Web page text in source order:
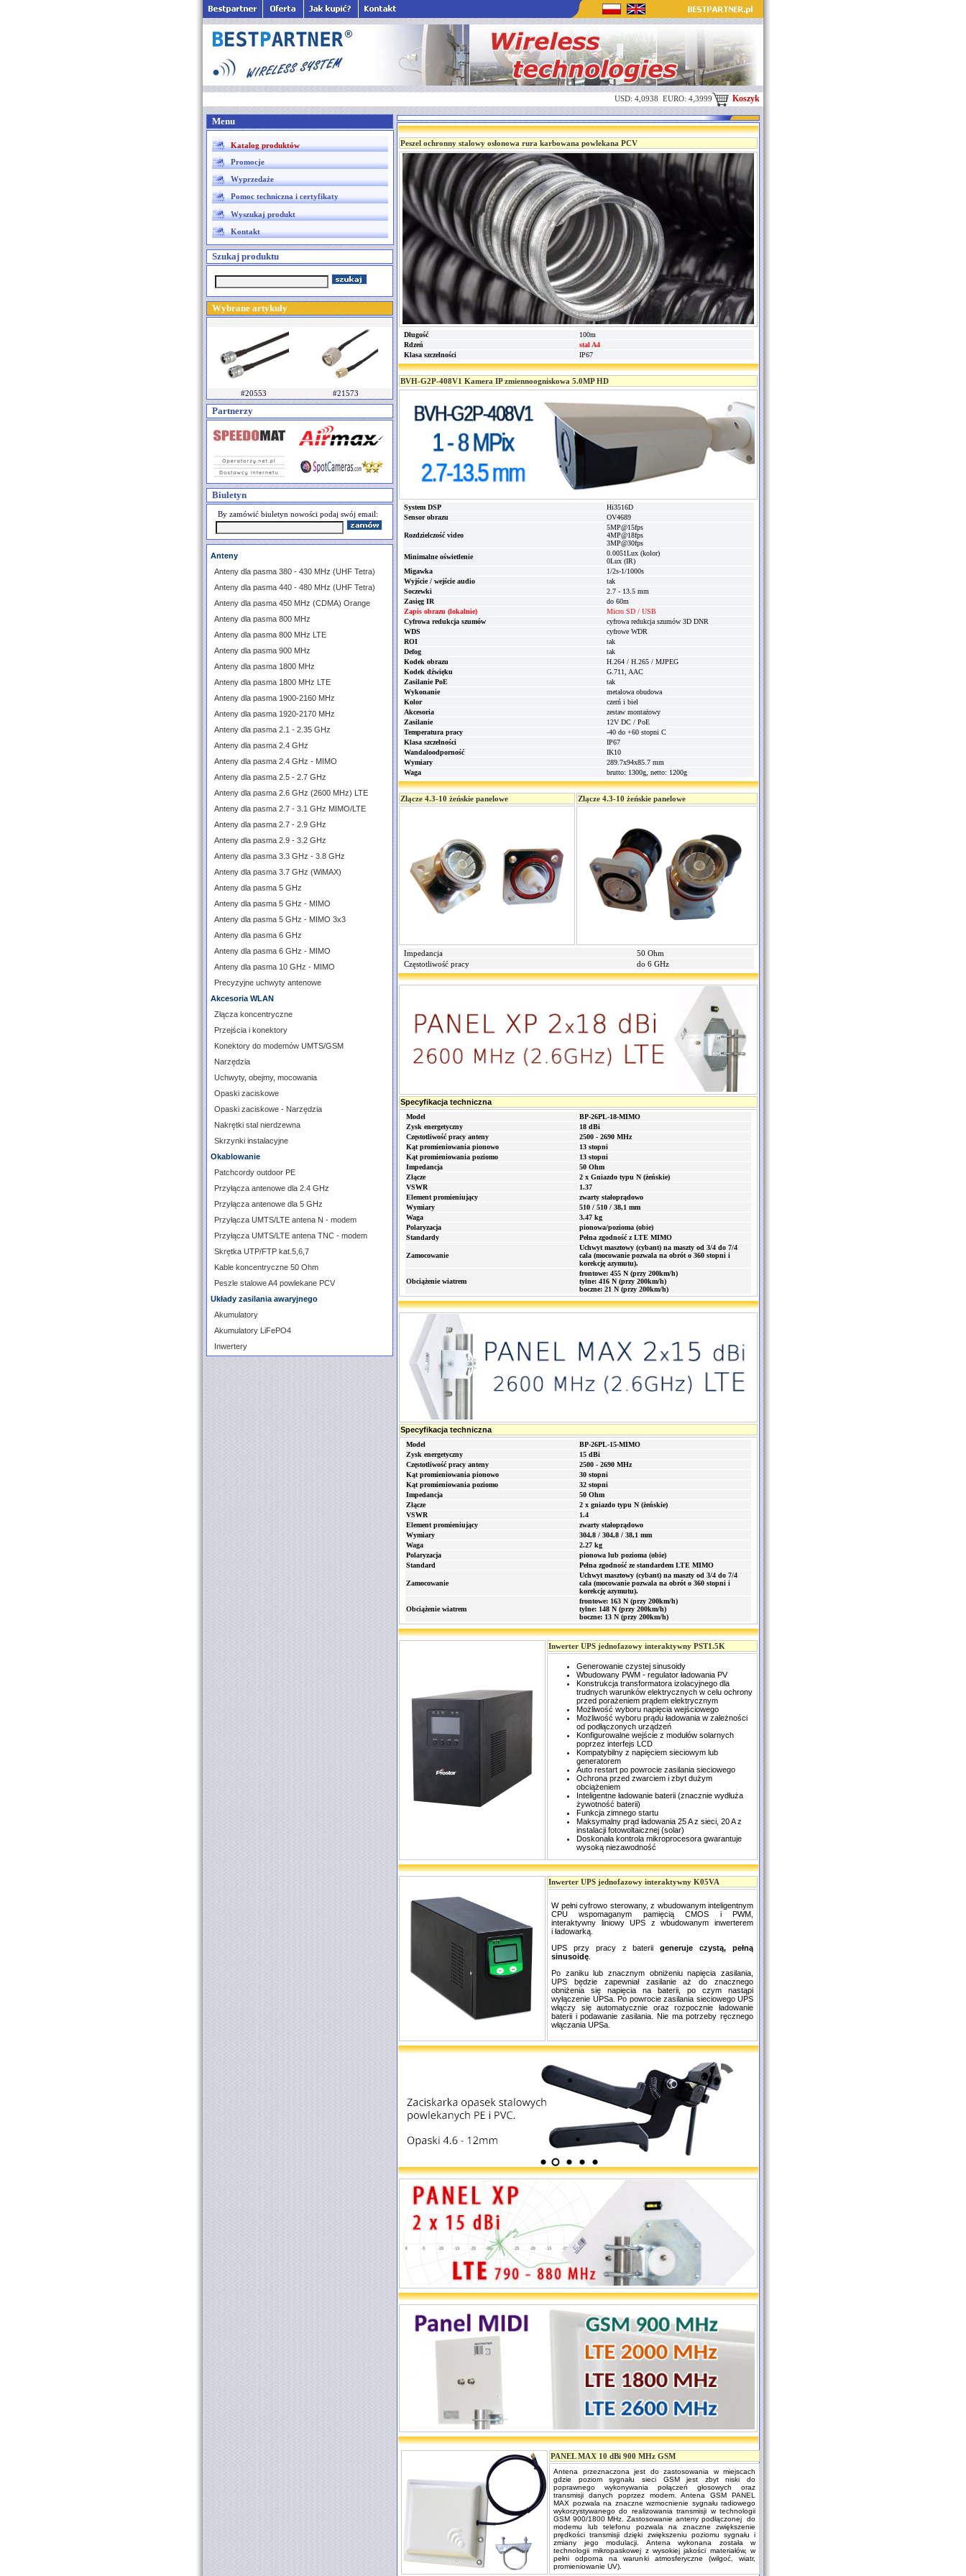
USD: 4,0938 EURO: 4,3999 Koszyk
Menu
Katalog produktów
Promocje
Wyprzedaże
Pomoc techniczna i certyfikaty
Wyszukaj produkt
Kontakt
Szukaj produktu
Wybrane artykuły
#20553 #21573
Partnerzy
Biuletyn
By zamówić biuletyn nowości podaj swój email:
Anteny
Anteny dla pasma 380 - 430 MHz (UHF Tetra)
Anteny dla pasma 440 - 480 MHz (UHF Tetra)
Anteny dla pasma 450 MHz (CDMA) Orange
Anteny dla pasma 800 MHz
Anteny dla pasma 800 MHz LTE
Anteny dla pasma 900 MHz
Anteny dla pasma 1800 MHz
Anteny dla pasma 1800 MHz LTE
Anteny dla pasma 1900-2160 MHz
Anteny dla pasma 1920-2170 MHz
Anteny dla pasma 2.1 - 2.35 GHz
Anteny dla pasma 2.4 GHz
Anteny dla pasma 2.4 GHz - MIMO
Anteny dla pasma 2.5 - 2.7 GHz
Anteny dla pasma 2.6 GHz (2600 MHz) LTE
Anteny dla pasma 2.7 - 3.1 GHz MIMO/LTE
Anteny dla pasma 2.7 - 2.9 GHz
Anteny dla pasma 2.9 - 3.2 GHz
Anteny dla pasma 3.3 GHz - 3.8 GHz
Anteny dla pasma 3.7 GHz (WiMAX)
Anteny dla pasma 5 GHz
Anteny dla pasma 5 GHz - MIMO
Anteny dla pasma 5 GHz - MIMO 3x3
Anteny dla pasma 6 GHz
Anteny dla pasma 6 GHz - MIMO
Anteny dla pasma 10 GHz - MIMO
Precyzyjne uchwyty antenowe
Akcesoria WLAN
Złącza koncentryczne
Przejścia i konektory
Konektory do modemów UMTS/GSM
Narzędzia
Uchwyty, obejmy, mocowania
Opaski zaciskowe
Opaski zaciskowe - Narzędzia
Nakrętki stal nierdzewna
Skrzynki instalacyjne
Okablowanie
Patchcordy outdoor PE
Przyłącza antenowe dla 2.4 GHz
Przyłącza antenowe dla 5 GHz
Przyłącza UMTS/LTE antena N - modem
Przyłącza UMTS/LTE antena TNC - modem
Skrętka UTP/FTP kat.5,6,7
Kable koncentryczne 50 Ohm
Peszle stalowe A4 powlekane PCV
Układy zasilania awaryjnego
Akumulatory
Akumulatory LiFePO4
Inwertery
Peszel ochronny stalowy osłonowa rura karbowana powlekana PCV
Długość
100m
Rdzeń
stal A4
Klasa szczelności
IP67
BVH-G2P-408V1 Kamera IP zmiennoogniskowa 5.0MP HD
System DSP
Hi3516D
Sensor obrazu
OV4689
Rozdzielczość video
5MP@15fps
4MP@18fps
3MP@30fps
Minimalne oświetlenie
0.0051Lux (kolor)
0Lux (IR)
Migawka
1/2s-1/1000s
Wyjście / wejście audio
tak
Soczewki
2.7 - 13.5 mm
Zasięg IR
do 60m
Zapis obrazu (lokalnie)
Micro SD / USB
Cyfrowa redukcja szumów
cyfrowa redukcja szumów 3D DNR
WDS
cyfrowe WDR
ROI
tak
Defog
tak
Kodek obrazu
H.264 / H.265 / MJPEG
Kodek dźwięku
G.711, AAC
Zasilanie PoE
tak
Wykonanie
metalowa obudowa
Kolor
czerń i biel
Akcesoria
zestaw montażowy
Zasilanie
12V DC / PoE
Temperatura pracy
-40 do +60 stopni C
Klasa szczelności
IP67
Wandaloodporność
IK10
Wymiary
289.7x94x85.7 mm
Waga
brutto: 1300g, netto: 1200g
Złącze 4.3-10 żeńskie panelowe Złącze 4.3-10 żeńskie panelowe
Impedancja
50 Ohm
Częstotliwość pracy
do 6 GHz
Specyfikacja techniczna
Model
BP-26PL-18-MIMO
Zysk energetyczny
18 dBi
Częstotliwość pracy anteny
2500 - 2690 MHz
Kąt promieniowania pionowo
13 stopni
Kąt promieniowania poziomo
13 stopni
Impedancja
50 Ohm
Złącze
2 x Gniazdo typu N (żeńskie)
VSWR
1.37
Element promieniujący
zwarty stałoprądowo
Wymiary
510 / 510 / 38,1 mm
Waga
3.47 kg
Polaryzacja
pionowa/pozioma (obie)
Standardy
Pełna zgodność z LTE MIMO
Zamocowanie
Uchwyt masztowy (cybant) na maszty od 3/4 do 7/4
cala (mocowanie pozwala na obrót o 360 stopni i
korekcję azymutu).
Obciążenie wiatrem
frontowe: 455 N (przy 200km/h)
tylne: 416 N (przy 200km/h)
boczne: 21 N (przy 200km/h)
Specyfikacja techniczna
Model
BP-26PL-15-MIMO
Zysk energetyczny
15 dBi
Częstotliwość pracy anteny
2500 - 2690 MHz
Kąt promieniowania pionowo
30 stopni
Kąt promieniowania poziomo
32 stopni
Impedancja
50 Ohm
Złącze
2 x gniazdo typu N (żeńskie)
VSWR
1.4
Element promieniujący
zwarty stałoprądowo
Wymiary
304,8 / 304,8 / 38,1 mm
Waga
2.27 kg
Polaryzacja
pionowa lub pozioma (obie)
Standard
Pełna zgodność ze standardem LTE MIMO
Zamocowanie
Uchwyt masztowy (cybant) na maszty od 3/4 do 7/4
cala (mocowanie pozwala na obrót o 360 stopni i
korekcję azymutu).
Obciążenie wiatrem
frontowe: 163 N (przy 200km/h)
tylne: 148 N (przy 200km/h)
boczne: 13 N (przy 200km/h)
Inwerter UPS jednofazowy interaktywny PST1.5K
Generowanie czystej sinusoidy
Wbudowany PWM - regulator ładowania PV
Konstrukcja transformatora izolacyjnego dla
trudnych warunków elektrycznych w celu ochrony
przed porażeniem prądem elektrycznym
Możliwość wyboru napięcia wejściowego
Możliwość wyboru prądu ładowania w zależności
od podłączonych urządzeń
Konfigurowalne wejście z modułów solarnych
poprzez interfejs LCD
Kompatybilny z napięciem sieciowym lub
generatorem
Auto restart po powrocie zasilania sieciowego
Ochrona przed zwarciem i zbyt dużym
obciążeniem
Inteligentne ładowanie baterii (znacznie wydłuża
żywotność baterii)
Funkcja zimnego startu
Maksymalny prąd ładowania 25 A z sieci, 20 A z
instalacji fotowoltaicznej (solar)
Doskonała kontrola mikroprocesora gwarantuje
wysoką niezawodność
Inwerter UPS jednofazowy interaktywny K05VA
W pełni cyfrowo sterowany, z wbudowanym inteligentnym
CPU wspomaganym pamięcią CMOS i PWM,
interaktywny liniowy UPS z wbudowanym inwerterem
i ładowarką.
UPS przy pracy z bateriigeneruje czystą, pełną
sinusoidę
Po zaniku lub znacznym obniżeniu napięcia zasilania,
UPS będzie zapewniał zasilanie aż do znacznego
obniżenia się napięcia na baterii, po czym nastąpi
wyłączenie UPSa. Po powrocie zasilania sieciowego UPS
włączy się automatycznie oraz rozpocznie ładowanie
baterii i podawanie zasilania. Nie ma potrzeby ręcznego
włączania UPSa.
PANEL MAX 10 dBi 900 MHz GSM
Antena przeznaczona jest do zastosowania w miejscach
gdzie poziom sygnału sieci GSM jest zbyt niski do
poprawnego wykonywania połączeń głosowych oraz
transmisji danych poprzez modem. Antena GSM PANEL
MAX pozwala na znaczne wzmocnienie sygnału radiowego
wykorzystywanego do realizowania transmisji w technologii
GSM 900/1800 MHz. Zastosowanie anteny podłączonej do
modemu lub telefonu pozwala na znaczne zwiększenie
prędkości transmisji dzięki zwiększeniu poziomu sygnału i
zmiany jego modulacji. Antena wykonana została w
technologii mikropaskowej z wysokiej jakości materiałów, w
pełni odporna na warunki atmosferyczne (wilgoć, wiatr,
promieniowanie UV).